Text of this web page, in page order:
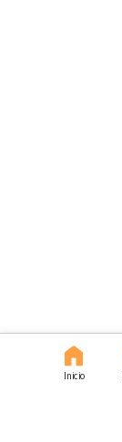
Inicio